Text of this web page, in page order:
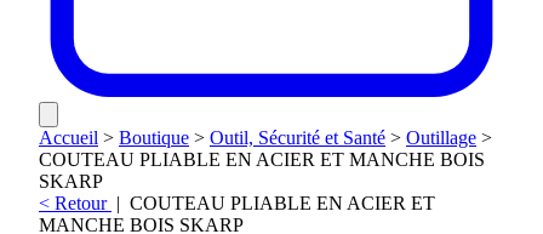
Accueil > Boutique > Outil, Sécurité et Santé > Outillage >
COUTEAU PLIABLE EN ACIER ET MANCHE BOIS
SKARP
< Retour | COUTEAU PLIABLE EN ACIER ET
MANCHE BOIS SKARP